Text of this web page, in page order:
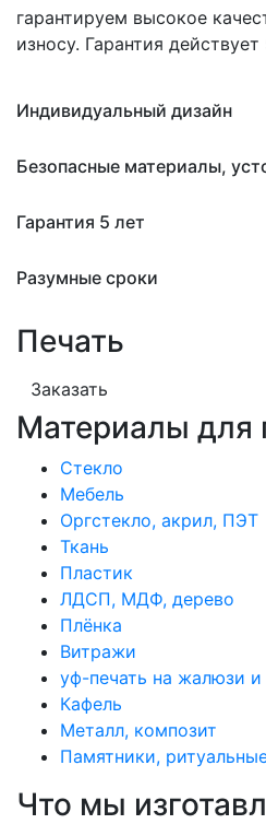
гарантируем высокое
износу. Гарантия действует
Индивидуальный дизайн
Безопасные материалы,
Гарантия 5 лет
Разумные сроки
Печать
Заказать
Материалы для
Стекло
Мебель
Оргстекло, акрил, ПЭТ
Ткань
Пластик
ЛДСП, МДФ, дерево
Плёнка
Витражи
уф-печать на жалюзи
Кафель
Металл, композит
Памятники,
Что мы